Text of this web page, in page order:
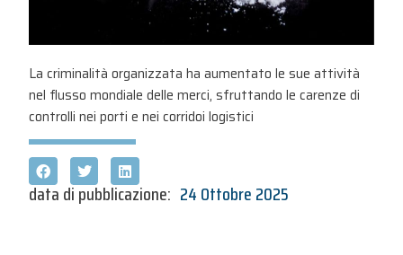
La criminalità organizzata ha aumentato le sue attività
nel flusso mondiale delle merci, sfruttando le carenze di
controlli nei porti e nei corridoi logistici
data di pubblicazione: 24 Ottobre 2025